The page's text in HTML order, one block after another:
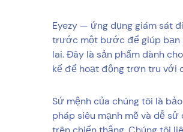
Eyezy — ứng dụng giám sát
trước một bước để giúp bạn
lai. Đây là sản phẩm dành
kế để hoạt động trơn tru với
Sứ mệnh của chúng tôi là
pháp siêu mạnh mẽ và dễ